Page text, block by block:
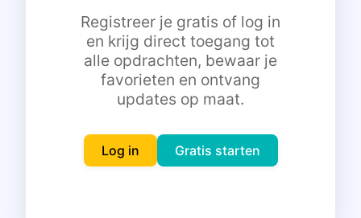
Inloggen
Gratis starten
Registreer je gratis of log in
en krijg direct toegang tot
alle opdrachten, bewaar je
favorieten en ontvang
updates op maat.
Log in Gratis starten